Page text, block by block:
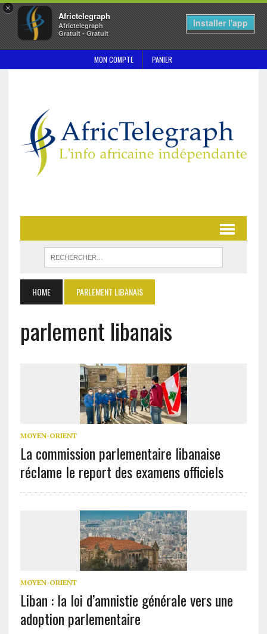
×
Africtelegraph
Africtelegraph
Gratuit - Gratuit
Installer l'app
MON COMPTE PANIER
HOME PARLEMENT LIBANAIS
parlement libanais
MOYEN-ORIENT
La commission parlementaire libanaise
réclame le report des examens officiels
MOYEN-ORIENT
Liban : la loi d’amnistie générale vers une
adoption parlementaire